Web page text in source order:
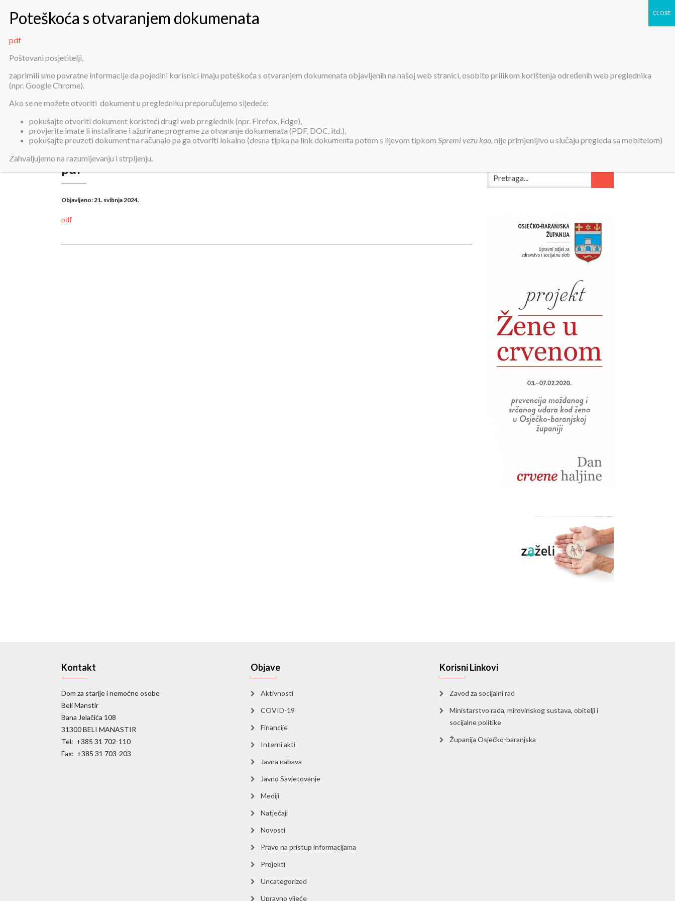
pdf
Objavljeno: 21. svibnja 2024.
pdf
Kontakt
Dom za starije i nemoćne osobe
Beli Manstir
Bana Jelačića 108
31300 BELI MANASTIR
Tel: +385 31 702-110
Fax: +385 31 703-203
Objave
Aktivnosti
COVID-19
Financije
Interni akti
Javna nabava
Javno Savjetovanje
Mediji
Natječaji
Novosti
Pravo na pristup informacijama
Projekti
Uncategorized
Upravno vijeće
Korisni Linkovi
Zavod za socijalni rad
Ministarstvo rada, mirovinskog sustava, obitelji i
socijalne politike
Županija Osječko-baranjska
pdf
Poštovani posjetitelji,
zaprimili smo povratne informacije da pojedini korisnici imaju poteškoća s otvaranjem dokumenata objavljenih na našoj web stranici, osobito prilikom korištenja određenih web preglednika
(npr. Google Chrome).
Ako se ne možete otvoriti dokument u pregledniku preporučujemo sljedeće:
pokušajte otvoriti dokument koristeći drugi web preglednik (npr. Firefox, Edge),
provjerite imate li instalirane i ažurirane programe za otvaranje dokumenata (PDF, DOC, itd.),
pokušajte preuzeti dokument na računalo pa ga otvoriti lokalno (desna tipka na link dokumenta potom s lijevom tipkom Spremi vezu kao, nije primjenljivo u slučaju pregleda sa mobitelom)
Zahvaljujemo na razumijevanju i strpljenju.